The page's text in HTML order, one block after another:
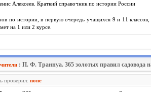
по истории, в первую очередь учащихся 9 и 11
на 1 или 2 курсе.
: П. Ф. Траннуа. 365 золотых правил садовода
проверил: none